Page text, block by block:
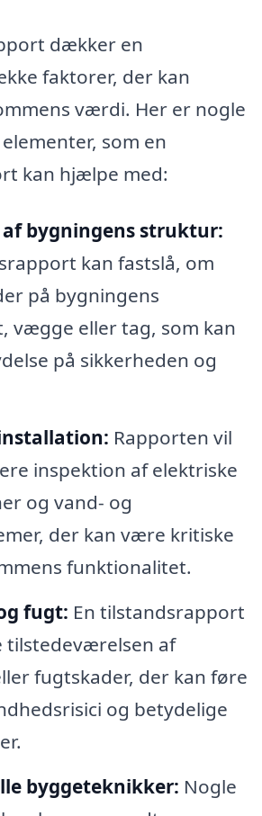
dækker en
faktorer, der kan
værdi. Her er nogle
som en
kan hjælpe med:
bygningens struktur:
kan fastslå, om
på bygningens
vægge eller tag, som kan
på sikkerheden og
Rapporten vil
inspektion af elektriske
og vand- og
der kan være kritiske
funktionalitet.
fugt: En tilstandsrapport
tilstedeværelsen af
fugtskader, der kan føre
og betydelige
byggeteknikker: Nogle